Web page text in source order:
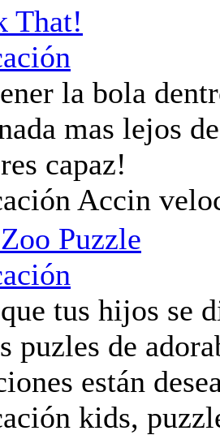
That!
la bola
mas lejos
capaz!
Accin
Puzzle
tus hijos se
puzles de
están
kids,